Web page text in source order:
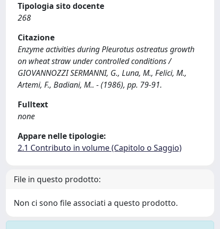
Tipologia sito docente
268
Citazione
Enzyme activities during Pleurotus ostreatus growth
on wheat straw under controlled conditions /
GIOVANNOZZI SERMANNI, G., Luna, M., Felici, M.,
Artemi, F., Badiani, M.. - (1986), pp. 79-91.
Fulltext
none
Appare nelle tipologie:
2.1 Contributo in volume (Capitolo o Saggio)
File in questo prodotto:
Non ci sono file associati a questo prodotto.